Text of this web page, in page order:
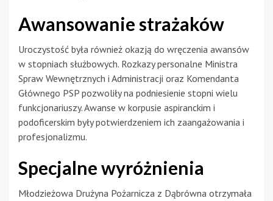
Awansowanie strażaków
Uroczystość była również okazją do wręczenia awansów
w stopniach służbowych. Rozkazy personalne Ministra
Spraw Wewnętrznych i Administracji oraz Komendanta
Głównego PSP pozwoliły na podniesienie stopni wielu
funkcjonariuszy. Awanse w korpusie aspiranckim i
podoficerskim były potwierdzeniem ich zaangażowania i
profesjonalizmu.
Specjalne wyróżnienia
Młodzieżowa Drużyna Pożarnicza z Dąbrówna otrzymała